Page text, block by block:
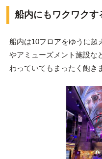
船内にもワクワクす
船内は10フロアをゆうに超
やアミューズメント施設な
わっていてもまったく飽き